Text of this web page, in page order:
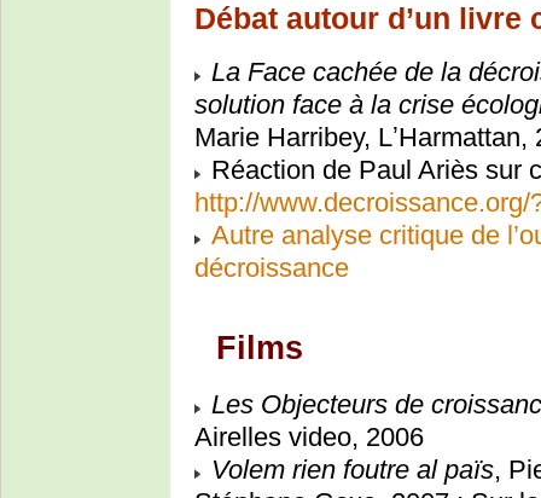
Débat autour d’un livre
La Face cachée de la
solution face à la crise
Marie Harribey, LʼHarmattan,
Réaction de Paul Ariès sur
http://
Autre analyse critique de
décroissance
Films
Les Objecteurs de
Airelles video, 2006
Volem rien foutre al païs,